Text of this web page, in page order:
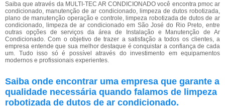
Saiba que através da MULTI-TEC AR CONDICIONADO você encontra pmoc ar
condicionado, manutenção de ar condicionado, limpeza de dutos robotizada,
plano de manutenção operação e controle, limpeza robotizada de dutos de ar
condicionado, limpeza de ar condicionado em São José do Rio Preto, entre
outras opções de serviços da área de Instalação e Manutenção de Ar
Condicionado. Com o objetivo de trazer a satisfação a todos os clientes, a
empresa entende que sua melhor destaque é conquistar a confiança de cada
um. Tudo isso só é possível através do investimento em equipamentos
modernos e profissionais experientes.
Saiba onde encontrar uma empresa que garante a
qualidade necessária quando falamos de limpeza
robotizada de dutos de ar condicionado.